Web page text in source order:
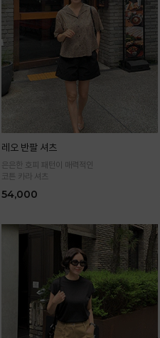
레오 반팔 셔츠
은은한 호피 패턴이 매력적인
코튼 카라 셔츠
54,000